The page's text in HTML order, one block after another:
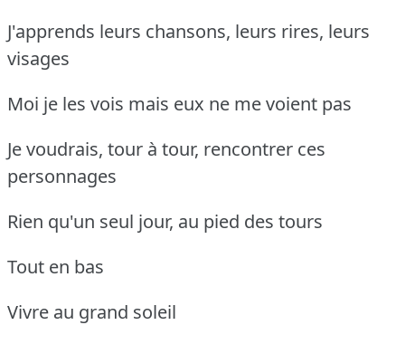
J'apprends leurs chansons, leurs rires, leurs
visages
Moi je les vois mais eux ne me voient pas
Je voudrais, tour à tour, rencontrer ces
personnages
Rien qu'un seul jour, au pied des tours
Tout en bas
Vivre au grand soleil